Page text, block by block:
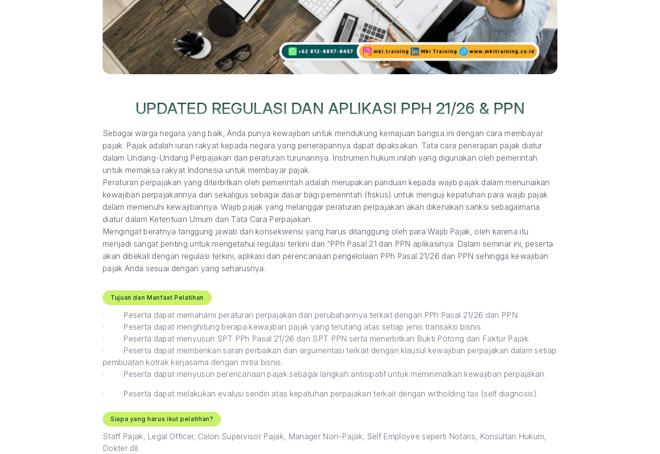
UPDATED REGULASI DAN APLIKASI PPH 21/26 & PPN
Sebagai warga negara yang baik, Anda punya kewajiban untuk mendukung kemajuan bangsa ini dengan cara membayar
pajak. Pajak adalah iuran rakyat kepada negara yang penerapannya dapat dipaksakan. Tata cara penerapan pajak diatur
dalam Undang-Undang Perpajakan dan peraturan turunannya. Instrumen hukum inilah yang digunakan oleh pemerintah
untuk memaksa rakyat Indonesia untuk membayar pajak.
Peraturan perpajakan yang diterbitkan oleh pemerintah adalah merupakan panduan kepada wajib pajak dalam menunaikan
kewajiban perpajakannya dan sekaligus sebagai dasar bagi pemerintah (fiskus) untuk menguji kepatuhan para wajib pajak
dalam memenuhi kewajibannya. Wajib pajak yang melanggar peraturan perpajakan akan dikenakan sanksi sebagaimana
diatur dalam Ketentuan Umum dan Tata Cara Perpajakan.
Mengingat beratnya tanggung jawab dan konsekwensi yang harus ditanggung oleh para Wajib Pajak, oleh karena itu
menjadi sangat penting untuk mengetahui regulasi terkini dari “PPh Pasal 21 dan PPN aplikasinya. Dalam seminar ini, peserta
akan dibekali dengan regulasi terkini, aplikasi dan perencanaan pengelolaan PPh Pasal 21/26 dan PPN sehingga kewajiban
pajak Anda sesuai dengan yang seharusnya.
Tujuan dan Manfaat Pelatihan
·
Peserta dapat memahami peraturan perpajakan dan perubahannya terkait dengan PPh Pasal 21/26 dan PPN.
·
Peserta dapat menghitung berapa kewajiban pajak yang terutang atas setiap jenis transaksi bisnis.
·
Peserta dapat menyusun SPT PPh Pasal 21/26 dan SPT PPN serta menerbitkan Bukti Potong dan Faktur Pajak.
·
Peserta dapat memberikan saran perbaikan dan argumentasi terkait dengan klausul kewajiban perpajakan dalam setiap
pembuatan kotrak kerjasama dengan mitra bisnis.
·
Peserta dapat menyusun perencanaan pajak sebagai langkah antisipatif untuk meminimalkan kewajiban perpajakan.
·
Peserta dapat melakukan evalusi sendiri atas kepatuhan perpajakan terkait dengan witholding tax (self diagnosis).
Siapa yang harus ikut pelatihan?
Staff Pajak, Legal Officer, Calon Supervisor Pajak, Manager Non-Pajak, Self Employee seperti Notaris, Konsultan Hukum,
Dokter dll.